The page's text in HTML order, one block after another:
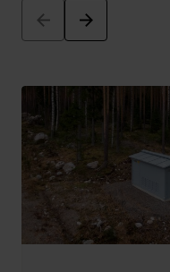
Arrow_back Arrow_forward